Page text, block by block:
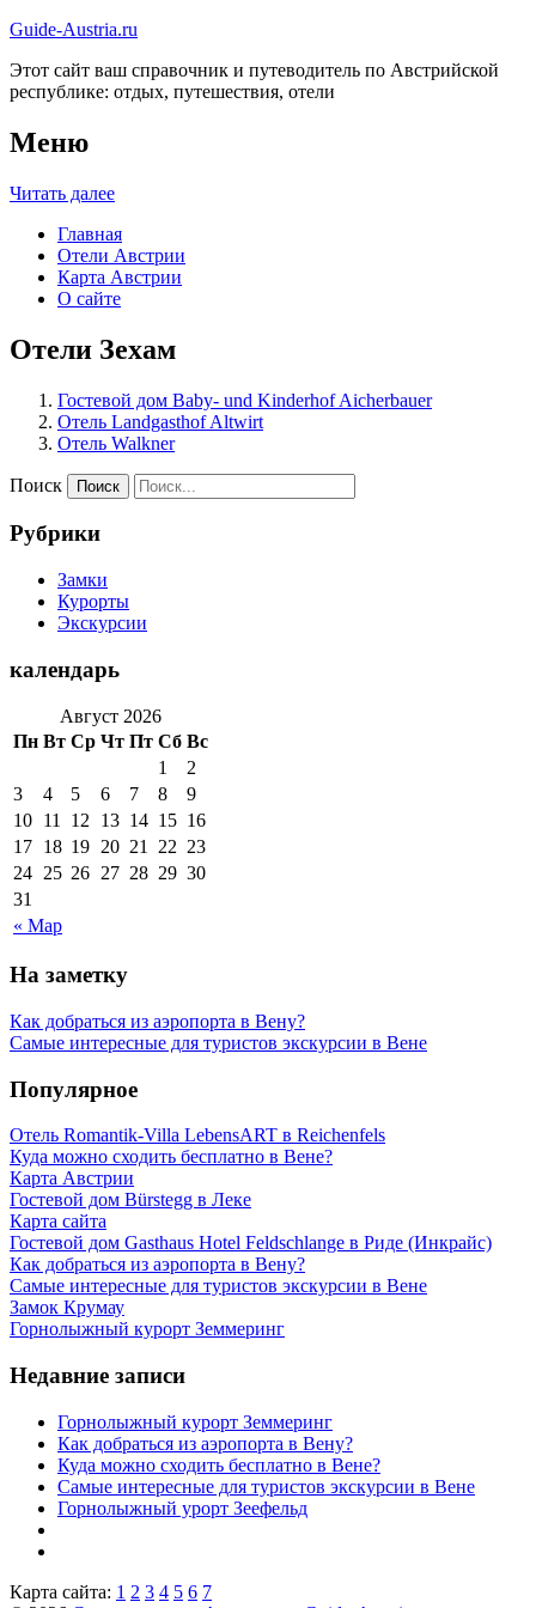
Guide-Austria.ru
Этот сайт ваш справочник и путеводитель по Австрийской
республике: отдых, путешествия, отели
Меню
Читать далее
Главная
Отели Австрии
Карта Австрии
О сайте
Отели Зехам
Гостевой дом Baby- und Kinderhof Aicherbauer
Отель Landgasthof Altwirt
Отель Walkner
Поиск
Рубрики
Замки
Курорты
Экскурсии
календарь
Август 2026
Пн Вт Ср Чт Пт Сб Вс
« Мар
1
2
3
4 5 6 7 8
9
10 11 12 13 14 15 16
17 18 19 20 21 22 23
24 25 26 27 28 29 30
31
На заметку
Как добраться из аэропорта в Вену?
Самые интересные для туристов экскурсии в Вене
Популярное
Отель Romantik-Villa LebensART в Reichenfels
Куда можно сходить бесплатно в Вене?
Карта Австрии
Гостевой дом Bürstegg в Леке
Карта сайта
Гостевой дом Gasthaus Hotel Feldschlange в Риде (Инкрайс)
Как добраться из аэропорта в Вену?
Самые интересные для туристов экскурсии в Вене
Замок Крумау
Горнолыжный курорт Земмеринг
Недавние записи
Горнолыжный курорт Земмеринг
Как добраться из аэропорта в Вену?
Куда можно сходить бесплатно в Вене?
Самые интересные для туристов экскурсии в Вене
Горнолыжный урорт Зеефельд
Карта сайта: 1 2 3 4 5 6 7